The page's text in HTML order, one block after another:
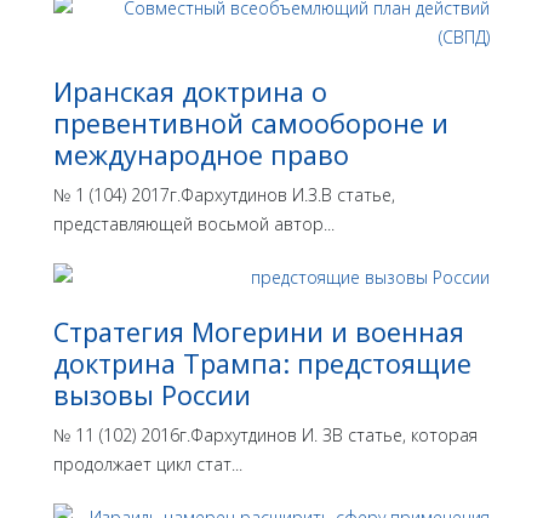
Иранская доктрина о
превентивной самообороне и
международное право
№ 1 (104) 2017г.Фархутдинов И.З.В статье,
представляющей восьмой автор...
Стратегия Могерини и военная
доктрина Трампа: предстоящие
вызовы России
№ 11 (102) 2016г.Фархутдинов И. ЗВ статье, которая
продолжает цикл стат...